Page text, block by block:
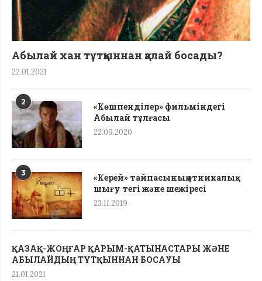
Абылай хан тұтқыннан қалай босады?
22.01.2021
2
«Көшпенділер» фильміндегі
Абылай тұлғасы
22.09.2020
3
«Керей» тайпасының этникалық
шығу тегі жəне шежіресі
23.11.2019
ҚАЗАҚ-ЖОҢҒАР ҚАРЫМ-ҚАТЫНАСТАРЫ ЖӘНЕ
АБЫЛАЙДЫҢ ТҰТҚЫННАН БОСАУЫ
21.01.2021